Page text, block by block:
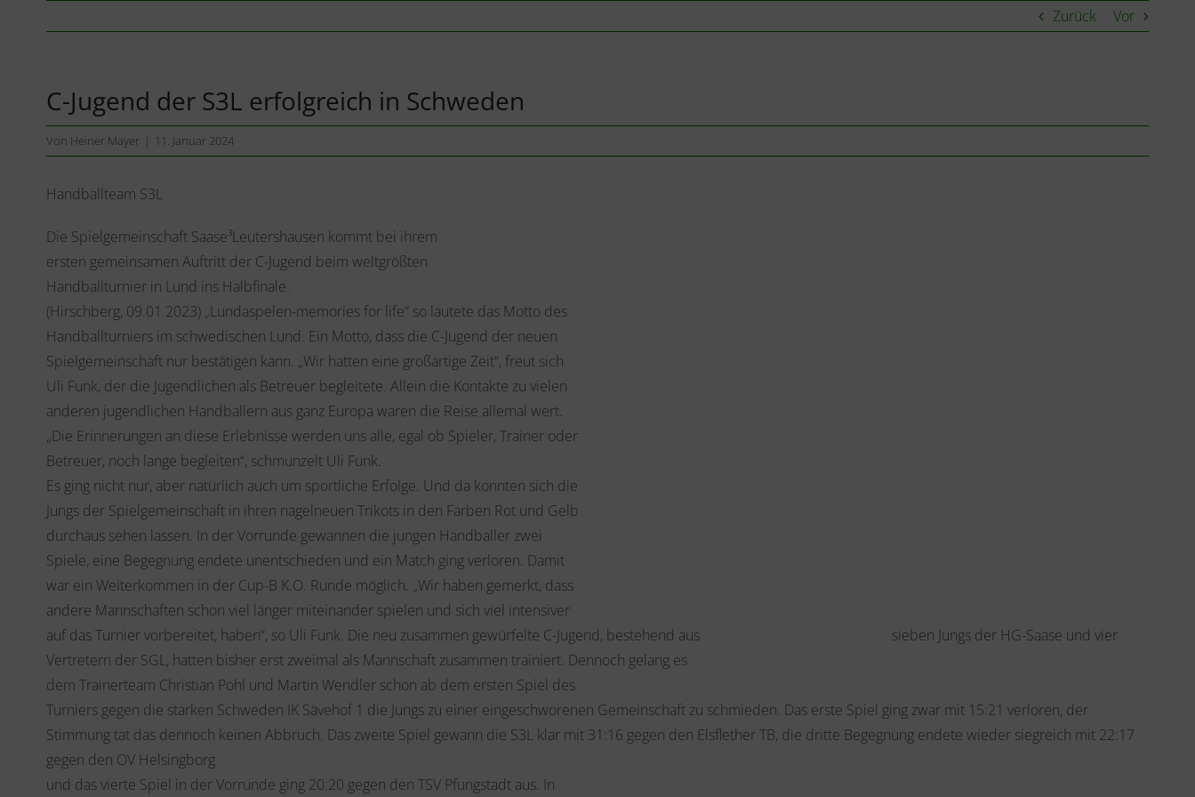
Zurück Vor
C-Jugend der S3L erfolgreich in Schweden
Von Heiner Mayer | 11. Januar 2024
Handballteam S3L
Die Spielgemeinschaft Saase³Leutershausen kommt bei ihrem
ersten gemeinsamen Auftritt der C-Jugend beim weltgrößten
Handballturnier in Lund ins Halbfinale.
(Hirschberg, 09.01.2023) „Lundaspelen-memories for life“ so lautete das Motto des
Handballturniers im schwedischen Lund. Ein Motto, dass die C-Jugend der neuen
Spielgemeinschaft nur bestätigen kann. „Wir hatten eine großartige Zeit“, freut sich
Uli Funk, der die Jugendlichen als Betreuer begleitete. Allein die Kontakte zu vielen
anderen jugendlichen Handballern aus ganz Europa waren die Reise allemal wert.
„Die Erinnerungen an diese Erlebnisse werden uns alle, egal ob Spieler, Trainer oder
Betreuer, noch lange begleiten“, schmunzelt Uli Funk.
Es ging nicht nur, aber natürlich auch um sportliche Erfolge. Und da konnten sich die
Jungs der Spielgemeinschaft in ihren nagelneuen Trikots in den Farben Rot und Gelb
durchaus sehen lassen. In der Vorrunde gewannen die jungen Handballer zwei
Spiele, eine Begegnung endete unentschieden und ein Match ging verloren. Damit
war ein Weiterkommen in der Cup-B K.O. Runde möglich. „Wir haben gemerkt, dass
andere Mannschaften schon viel länger miteinander spielen und sich viel intensiver
auf das Turnier vorbereitet, haben“, so Uli Funk. Die neu zusammen gewürfelte C-Jugend, bestehend aus sieben Jungs der HG-Saase und vier
Vertretern der SGL, hatten bisher erst zweimal als Mannschaft zusammen trainiert. Dennoch gelang es
dem Trainerteam Christian Pohl und Martin Wendler schon ab dem ersten Spiel des
Turniers gegen die starken Schweden IK Sävehof 1 die Jungs zu einer eingeschworenen Gemeinschaft zu schmieden. Das erste Spiel ging zwar mit 15:21 verloren, der
Stimmung tat das dennoch keinen Abbruch. Das zweite Spiel gewann die S3L klar mit 31:16 gegen den Elsflether TB, die dritte Begegnung endete wieder siegreich mit 22:17
gegen den OV Helsingborg
und das vierte Spiel in der Vorrunde ging 20:20 gegen den TSV Pfungstadt aus. In